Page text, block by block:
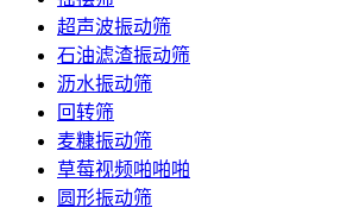
超声波振动筛
石油滤渣振动筛
沥水振动筛
回转筛
麦糠振动筛
草莓视频啪啪啪
圆形振动筛